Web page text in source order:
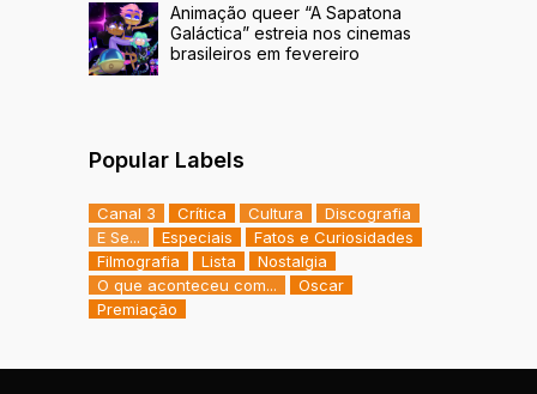
Animação queer “A Sapatona
Galáctica” estreia nos cinemas
brasileiros em fevereiro
Popular Labels
Canal 3 Crítica Cultura
Discografia
E Se...
Especiais
Fatos e Curiosidades
Filmografia
Lista
Nostalgia
O que aconteceu com...
Oscar
Premiação